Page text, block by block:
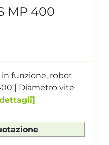
MP 400
funzione, robot
| Diametro vite